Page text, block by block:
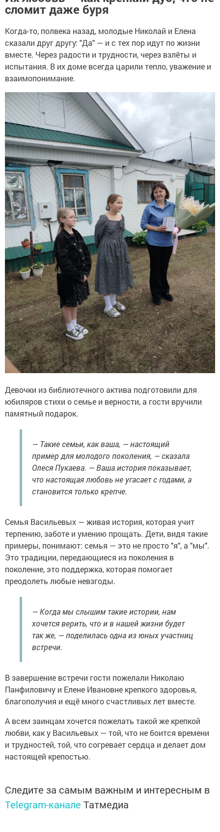
сломит даже буря
Когда-то, полвека назад, молодые Николай и Елена
сказали друг другу: "Да" — и с тех пор идут по жизни
вместе. Через радости и трудности, через взлёты и
испытания. В их доме всегда царили тепло, уважение и
взаимопонимание.
Девочки из библиотечного актива подготовили для
юбиляров стихи о семье и верности, а гости вручили
памятный подарок.
— Такие семьи, как ваша, — настоящий
пример для молодого поколения, — сказала
Олеся Пукаева. — Ваша история показывает,
что настоящая любовь не угасает с годами, а
становится только крепче.
Семья Васильевых — живая история, которая учит
терпению, заботе и умению прощать. Дети, видя такие
примеры, понимают: семья — это не просто "я", а "мы".
Это традиции, передающиеся из поколения в
поколение, это поддержка, которая помогает
преодолеть любые невзгоды.
— Когда мы слышим такие истории, нам
хочется верить, что и в нашей жизни будет
так же, — поделилась одна из юных участниц
встречи.
В завершение встречи гости пожелали Николаю
Панфиловичу и Елене Ивановне крепкого здоровья,
благополучия и ещё много счастливых лет вместе.
А всем заинцам хочется пожелать такой же крепкой
любви, как у Васильевых — той, что не боится времени
и трудностей, той, что согревает сердца и делает дом
настоящей крепостью.
Следите за самым важным и интересным в
Telegram-канале Татмедиа